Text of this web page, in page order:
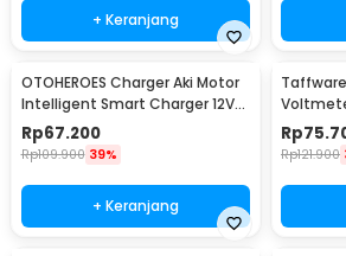
+ Keranjang
OTOHEROES Charger Aki Motor
Intelligent Smart Charger 12V
2A EU Plug - UD12
Rp67.200
Rp109.900 39%
+ Keranjang
CNBJ-
Rp
Rp121.900